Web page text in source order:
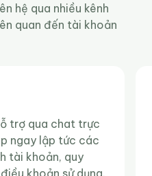
hệ qua nhiều kênh
quan đến tài khoản
trợ qua chat trực
ngay lập tức các
tài khoản, quy